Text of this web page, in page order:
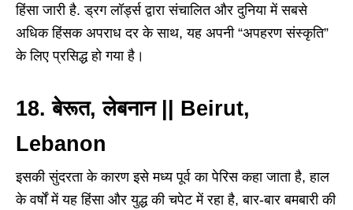
हिंसा जारी है. ड्रग लॉर्ड्स द्वारा संचालित और दुनिया में सबसे
अधिक हिंसक अपराध दर के साथ, यह अपनी “अपहरण संस्कृति”
के लिए प्रसिद्ध हो गया है।
18. बेरूत, लेबनान || Beirut,
Lebanon
इसकी सुंदरता के कारण इसे मध्य पूर्व का पेरिस कहा जाता है, हाल
के वर्षों में यह हिंसा और युद्ध की चपेट में रहा है, बार-बार बमबारी की